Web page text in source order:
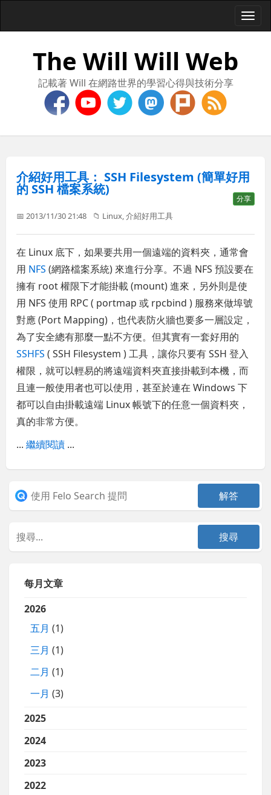
The Will Will Web
記載著 Will 在網路世界的學習心得與技術分享
介紹好用工具： SSH Filesystem (簡單好用
的 SSH 檔案系統)
分享
📅 2013/11/30 21:48 📁 Linux ,介紹好用工具
在 Linux 底下，如果要共用一個遠端的資料夾，通常會
用 NFS (網路檔案系統) 來進行分享。不過 NFS 預設要在
擁有 root 權限下才能掛載 (mount) 進來，另外則是使
用 NFS 使用 RPC ( portmap 或 rpcbind ) 服務來做埠號
對應 (Port Mapping)，也代表防火牆也要多一層設定，
為了安全總有那麼一點不方便。但其實有一套好用的
SSHFS ( SSH Filesystem ) 工具，讓你只要有 SSH 登入
權限，就可以輕易的將遠端資料夾直接掛載到本機，而
且連一般使用者也可以使用，甚至於連在 Windows 下
都可以自由掛載遠端 Linux 帳號下的任意一個資料夾，
真的非常方便。
...繼續閱讀 ...
每月文章
2026
五月 (1)
三月 (1)
二月 (1)
一月 (3)
2025
2024
2023
2022